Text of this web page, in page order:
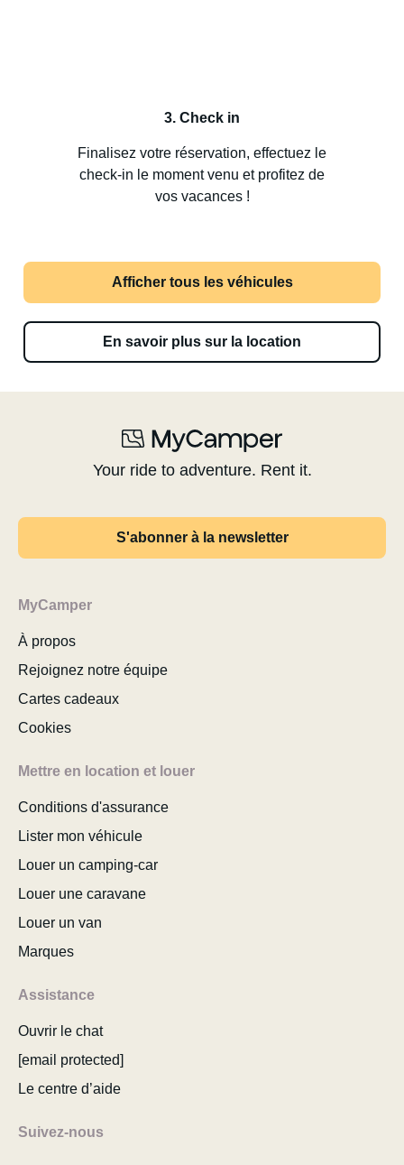
3. Check in
Finalisez votre réservation, effectuez le
check-in le moment venu et profitez de
vos vacances !
Afficher tous les véhicules
En savoir plus sur la location
Your ride to adventure. Rent it.
S'abonner à la newsletter
MyCamper
À propos
Rejoignez notre équipe
Cartes cadeaux
Cookies
Mettre en location et louer
Conditions d'assurance
Lister mon véhicule
Louer un camping-car
Louer une caravane
Louer un van
Marques
Assistance
Ouvrir le chat
[email protected]
Le centre d’aide
Suivez-nous